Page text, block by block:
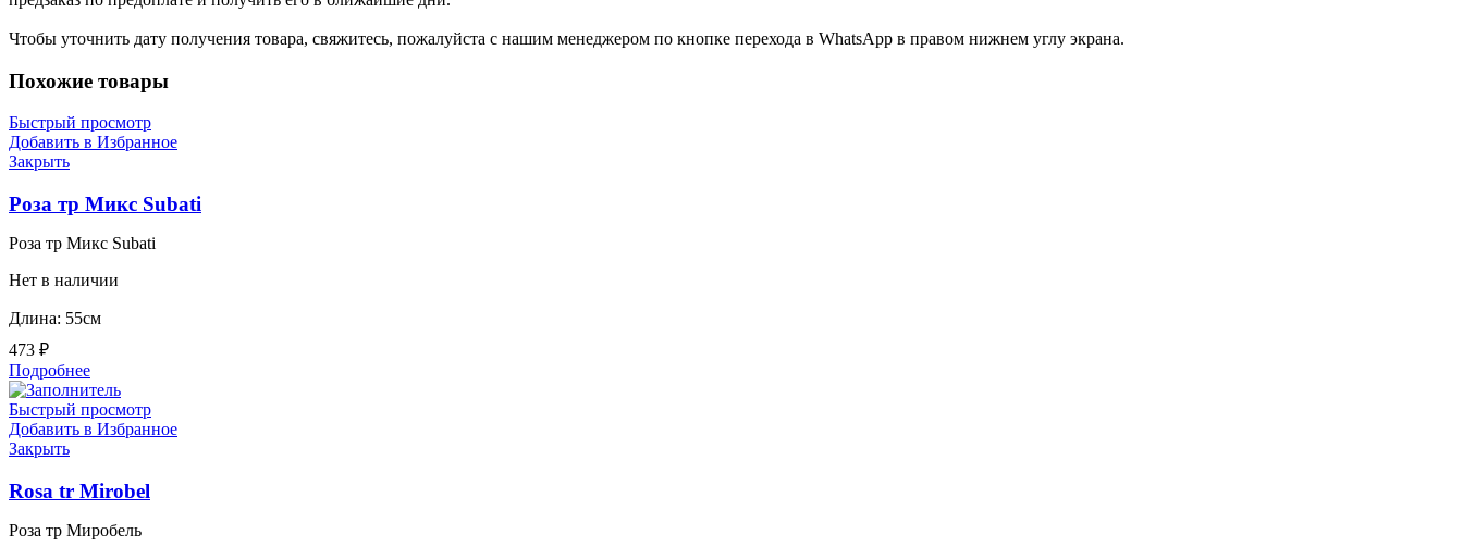
Чтобы уточнить дату получения товара, свяжитесь, пожалуйста с нашим менеджером по кнопке перехода в WhatsApp в правом нижнем углу экрана.
Похожие товары
Быстрый просмотр
Добавить в Избранное
Закрыть
Роза тр Микс Subati
Роза тр Микс Subati
Нет в наличии
Длина: 55см
473 ₽
Подробнее
Быстрый просмотр
Добавить в Избранное
Закрыть
Rosa tr Mirobel
Роза тр Миробель